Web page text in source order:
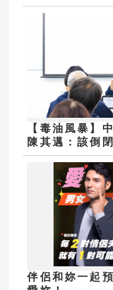
【毒油風暴】
陳其邁：該倒
伴侶和妳一起